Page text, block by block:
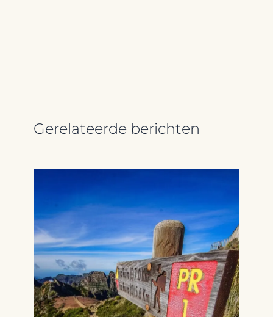
Gerelateerde berichten